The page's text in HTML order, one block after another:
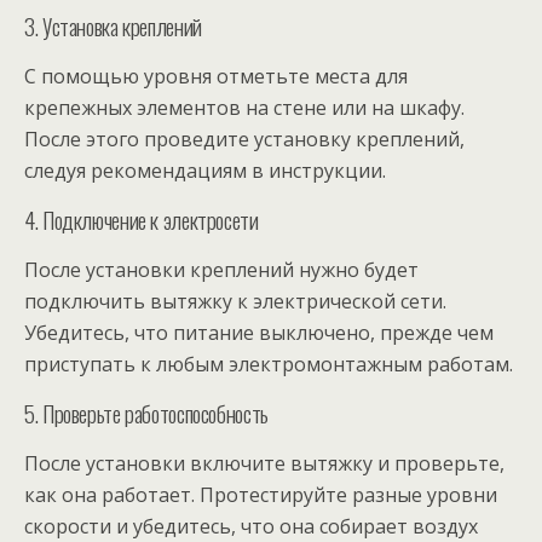
3. Установка креплений
С помощью уровня отметьте места для
крепежных элементов на стене или на шкафу.
После этого проведите установку креплений,
следуя рекомендациям в инструкции.
4. Подключение к электросети
После установки креплений нужно будет
подключить вытяжку к электрической сети.
Убедитесь, что питание выключено, прежде чем
приступать к любым электромонтажным работам.
5. Проверьте работоспособность
После установки включите вытяжку и проверьте,
как она работает. Протестируйте разные уровни
скорости и убедитесь, что она собирает воздух